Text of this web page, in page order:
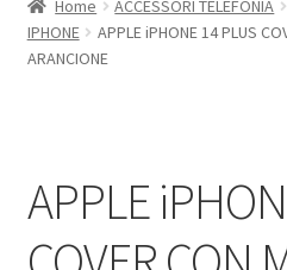
Area Personale – Registrazione
Home ACCESSORI TELEFONIA
IPHONE
APPLE iPHONE 14 PLUS
ARANCIONE
APPLE